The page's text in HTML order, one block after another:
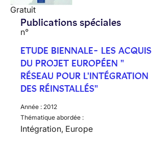
Gratuit
Publications spéciales
n°
ETUDE BIENNALE- LES ACQUIS
DU PROJET EUROPÉEN "
RÉSEAU POUR L'INTÉGRATION
DES RÉINSTALLÉS"
Année : 2012
Thématique abordée :
Intégration, Europe